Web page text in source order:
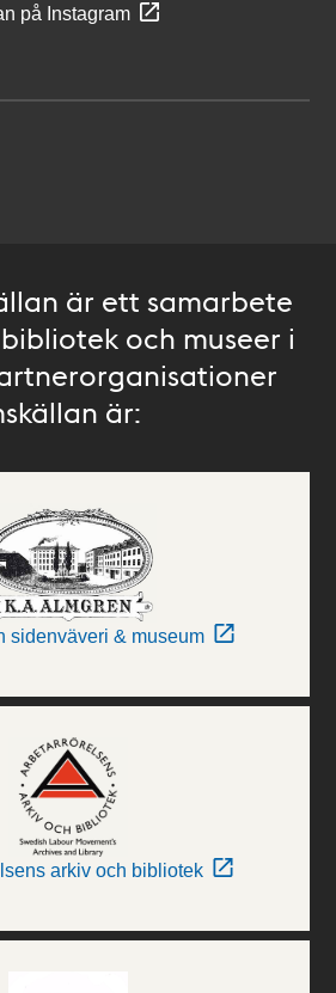
på Instagram
är ett samarbete
och museer i
är:
sidenväveri & museum
arkiv och bibliotek